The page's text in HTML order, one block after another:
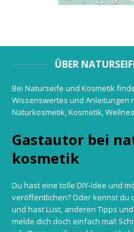
ÜBER
Bei Naturseife und Kosmetik
Wissenswertes und Anleitungen
Naturkosmetik, Kosmetik,
Gastautor bei
kosmetik
Du hast eine tolle DIY-Idee und
veröffentlichen? Oder kennst du
und hast Lust, anderen Tipps
melde dich doch einfach mal!